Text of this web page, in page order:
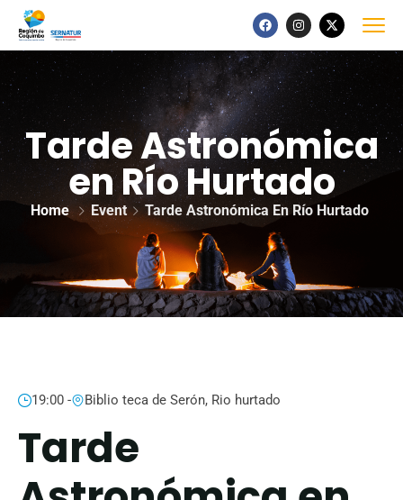
Tarde Astronómica
en Río Hurtado
Home Event Tarde Astronómica En Río Hurtado
19:00 - Biblio teca de Serón, Rio hurtado
Tarde